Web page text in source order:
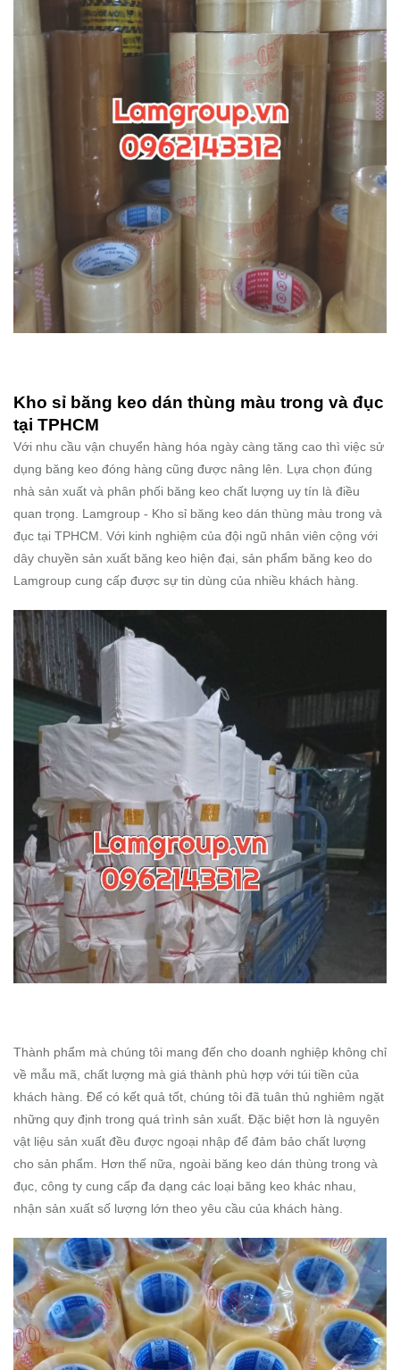
Kho sỉ băng keo dán thùng màu trong và đục
tại TPHCM
Với nhu cầu vận chuyển hàng hóa ngày càng tăng cao thì việc sử
dụng băng keo đóng hàng cũng được nâng lên. Lựa chọn đúng
nhà sản xuất và phân phối băng keo chất lượng uy tín là điều
quan trọng. Lamgroup - Kho sỉ băng keo dán thùng màu trong và
đục tại TPHCM. Với kinh nghiệm của đội ngũ nhân viên cộng với
dây chuyền sản xuất băng keo hiện đại, sản phẩm băng keo do
Lamgroup cung cấp được sự tin dùng của nhiều khách hàng.
Thành phẩm mà chúng tôi mang đến cho doanh nghiệp không chỉ
về mẫu mã, chất lượng mà giá thành phù hợp với túi tiền của
khách hàng. Để có kết quả tốt, chúng tôi đã tuân thủ nghiêm ngặt
những quy định trong quá trình sản xuất. Đặc biệt hơn là nguyên
vật liệu sản xuất đều được ngoại nhập để đảm bảo chất lượng
cho sản phẩm. Hơn thế nữa, ngoài băng keo dán thùng trong và
đục, công ty cung cấp đa dạng các loại băng keo khác nhau,
nhận sản xuất số lượng lớn theo yêu cầu của khách hàng.